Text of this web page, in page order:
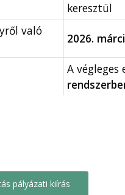
keresztül
való
2026.
A
pályázati kiírás